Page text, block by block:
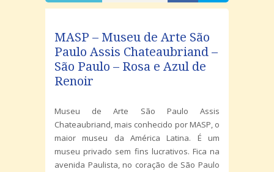
MASP – Museu de Arte São
Paulo Assis Chateaubriand –
São Paulo – Rosa e Azul de
Renoir
Museu de Arte São Paulo Assis
Chateaubriand, mais conhecido por MASP, o
maior museu da América Latina. É um
museu privado sem fins lucrativos. Fica na
avenida Paulista, no coração de São Paulo